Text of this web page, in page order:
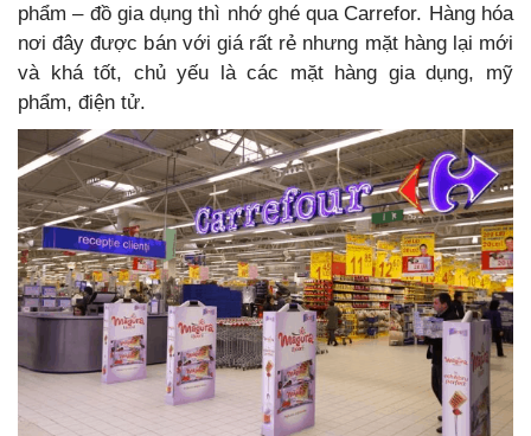
phẩm – đồ gia dụng thì nhớ ghé qua Carrefor. Hàng hóa
nơi đây được bán với giá rất rẻ nhưng mặt hàng lại mới
và khá tốt, chủ yếu là các mặt hàng gia dụng, mỹ
phẩm, điện tử.